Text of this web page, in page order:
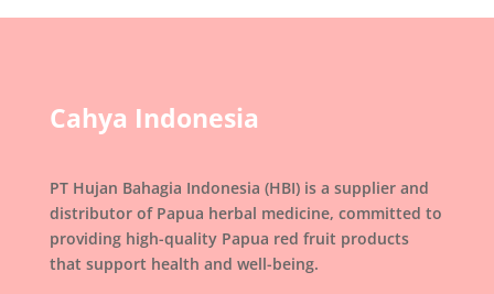
Cahya Indonesia
PT Hujan Bahagia Indonesia (HBI) is a supplier and
distributor of Papua herbal medicine, committed to
providing high-quality Papua red fruit products
that support health and well-being.